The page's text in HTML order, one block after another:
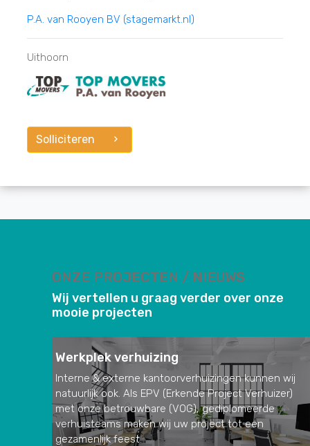
P.A. van Rooyen BV (stagemarkt.nl)
Uithoorn
Solliciteren
ONZE PROJECTEN / NIEUWS
Wij vertellen u graag verder over onze
mooie projecten
Werkplek verhuizing
Interne & externe kantoorverhuizingen kunnen wij
natuurlijk ook. Als EPV (Erkende Project Verhuizer)
met onze betrouwbare (VOG), gediplomeerde
verhuisteams maken wij uw project tot een
gezamenlijk feest.